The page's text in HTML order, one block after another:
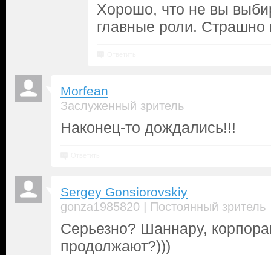
Хорошо, что не вы
главные роли. Страшно
Morfean
Заслуженный зритель
Наконец-то дождались!!!
Sergey Gonsiorovskiy
gonza1985820 | Постоянный зритель
Серьезно? Шаннару,
продолжают?)))